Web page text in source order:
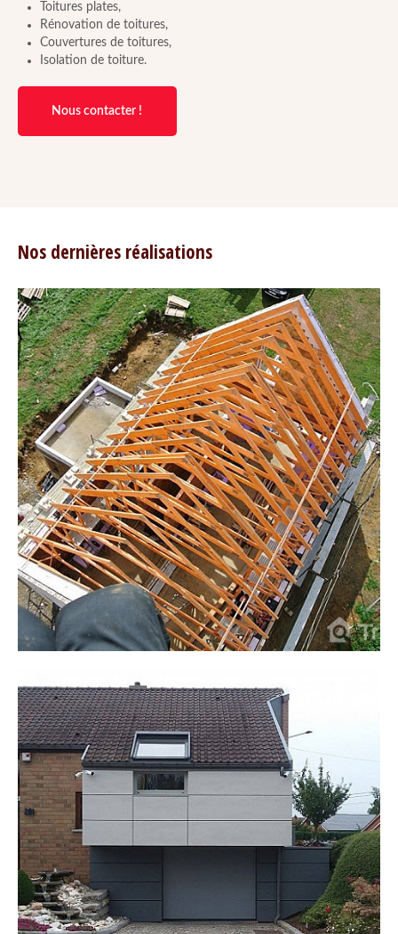
Toitures plates,
Rénovation de toitures,
Couvertures de toitures,
Isolation de toiture.
Nous contacter !
Nos dernières réalisations